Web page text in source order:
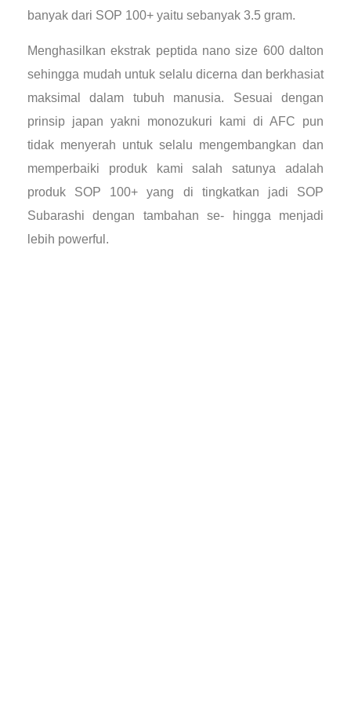
banyak dari SOP 100+ yaitu sebanyak 3.5 gram.
Menghasilkan ekstrak peptida nano size 600 dalton
sehingga mudah untuk selalu dicerna dan berkhasiat
maksimal dalam tubuh manusia. Sesuai dengan
prinsip japan yakni monozukuri kami di AFC pun
tidak menyerah untuk selalu mengembangkan dan
memperbaiki produk kami salah satunya adalah
produk SOP 100+ yang di tingkatkan jadi SOP
Subarashi dengan tambahan se- hingga menjadi
lebih powerful.